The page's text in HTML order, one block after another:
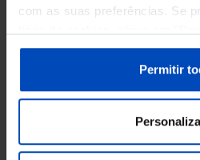
com as suas preferências. Se
sobre cookies através da
Política de Cookies.
Permitir
RETRATOS
Promessas